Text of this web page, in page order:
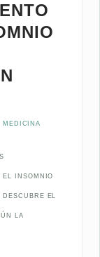
MEDICINA
EL INSOMNIO
EL
LA